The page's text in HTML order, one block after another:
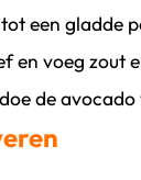
dit
een gladde
dit
en voeg zout
dit
de avocado
dit